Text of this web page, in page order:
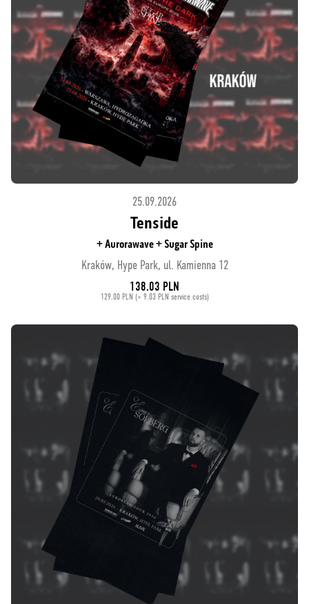
25.09.2026
Tenside
+ Aurorawave + Sugar Spine
Kraków, Hype Park, ul. Kamienna 12
138.03 PLN
129.00 PLN (+ 9.03 PLN service costs)